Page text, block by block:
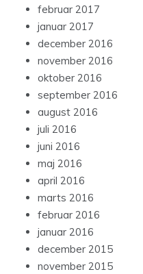
februar 2017
januar 2017
december 2016
november 2016
oktober 2016
september 2016
august 2016
juli 2016
juni 2016
maj 2016
april 2016
marts 2016
februar 2016
januar 2016
december 2015
november 2015